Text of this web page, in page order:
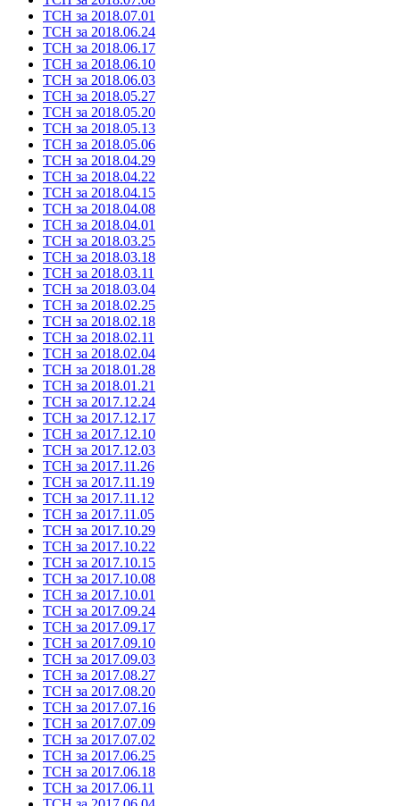
ТСН за 2018.07.01
ТСН за 2018.06.24
ТСН за 2018.06.17
ТСН за 2018.06.10
ТСН за 2018.06.03
ТСН за 2018.05.27
ТСН за 2018.05.20
ТСН за 2018.05.13
ТСН за 2018.05.06
ТСН за 2018.04.29
ТСН за 2018.04.22
ТСН за 2018.04.15
ТСН за 2018.04.08
ТСН за 2018.04.01
ТСН за 2018.03.25
ТСН за 2018.03.18
ТСН за 2018.03.11
ТСН за 2018.03.04
ТСН за 2018.02.25
ТСН за 2018.02.18
ТСН за 2018.02.11
ТСН за 2018.02.04
ТСН за 2018.01.28
ТСН за 2018.01.21
ТСН за 2017.12.24
ТСН за 2017.12.17
ТСН за 2017.12.10
ТСН за 2017.12.03
ТСН за 2017.11.26
ТСН за 2017.11.19
ТСН за 2017.11.12
ТСН за 2017.11.05
ТСН за 2017.10.29
ТСН за 2017.10.22
ТСН за 2017.10.15
ТСН за 2017.10.08
ТСН за 2017.10.01
ТСН за 2017.09.24
ТСН за 2017.09.17
ТСН за 2017.09.10
ТСН за 2017.09.03
ТСН за 2017.08.27
ТСН за 2017.08.20
ТСН за 2017.07.16
ТСН за 2017.07.09
ТСН за 2017.07.02
ТСН за 2017.06.25
ТСН за 2017.06.18
ТСН за 2017.06.11